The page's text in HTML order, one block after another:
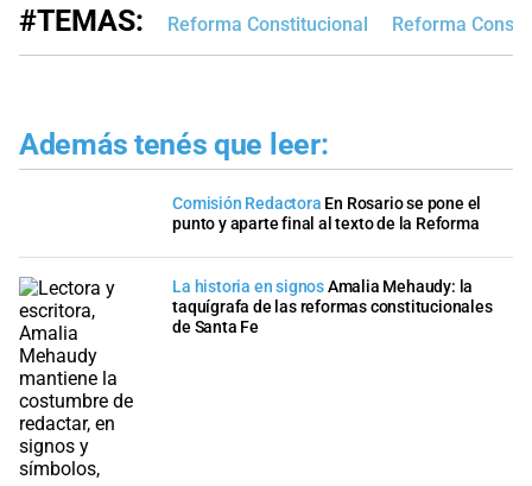
#TEMAS: Reforma Constitucional Reforma
Además tenés que leer:
Comisión Redactora En Rosario se pone el
punto y aparte final al texto de la Reforma
La historia en signosAmalia Mehaudy: la
taquígrafa de las reformas constitucionales
de Santa Fe